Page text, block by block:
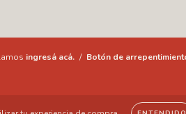
ingresá acá. / Botón de